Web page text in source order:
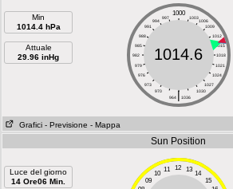
Min
1014.4 hPa
Attuale
29.96 inHg
1000
991 1009
982 1018
973 1027
997 1003
994 1006
988
1012
985
1015
979
1021
976
1024
970
1030
964
1036
|
1014.6
Grafici - Previsione - Mappa
Sun Position
Luce del giorno
14 Ore06 Min.
12
11 13
10
14
09
15